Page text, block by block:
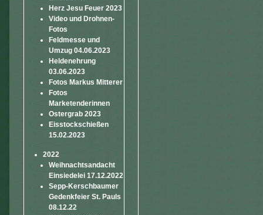
Herz Jesu Feuer 2023
Video und Drohnen-
Fotos
Feldmesse und
Umzug 04.06.2023
Heldenehrung
03.06.2023
Fotos Markus Mitterer
Fotos
Marketenderinnen
Ostergrab 2023
Eisstockschießen
15.02.2023
2022
Weihnachtsandacht
Einsiedelei 17.12.2022
Sepp-Kerschbaumer
Gedenkfeier St. Pauls
08.12.22